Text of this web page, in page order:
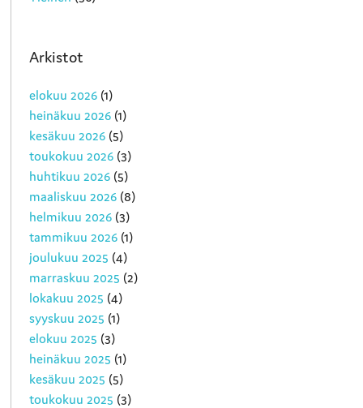
Arkistot
elokuu 2026 (1)
heinäkuu 2026 (1)
kesäkuu 2026 (5)
toukokuu 2026 (3)
huhtikuu 2026 (5)
maaliskuu 2026 (8)
helmikuu 2026 (3)
tammikuu 2026 (1)
joulukuu 2025 (4)
marraskuu 2025 (2)
lokakuu 2025 (4)
syyskuu 2025 (1)
elokuu 2025 (3)
heinäkuu 2025 (1)
kesäkuu 2025 (5)
toukokuu 2025 (3)